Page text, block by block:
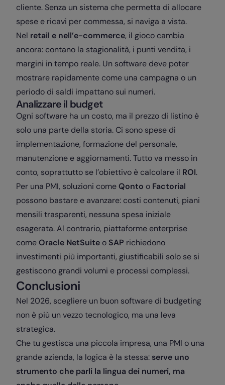
cliente. Senza un sistema che permetta di allocare
spese e ricavi per commessa, si naviga a vista.
Nel retail e nell’e-commerce, il gioco cambia
ancora: contano la stagionalità, i punti vendita, i
margini in tempo reale. Un software deve poter
mostrare rapidamente come una campagna o un
periodo di saldi impattano sui numeri.
Analizzare il budget
Ogni software ha un costo, ma il prezzo di listino è
solo una parte della storia. Ci sono spese di
implementazione, formazione del personale,
manutenzione e aggiornamenti. Tutto va messo in
conto, soprattutto se l’obiettivo è calcolare il ROI.
Per una PMI, soluzioni comeQonto o Factorial
possono bastare e avanzare: costi contenuti, piani
mensili trasparenti, nessuna spesa iniziale
esagerata. Al contrario, piattaforme enterprise
comeOracle NetSuite o SAP richiedono
investimenti più importanti, giustificabili solo se si
gestiscono grandi volumi e processi complessi.
Conclusioni
Nel 2026, scegliere un buon software di budgeting
non è più un vezzo tecnologico, ma una leva
strategica.
Che tu gestisca una piccola impresa, una PMI o una
grande azienda, la logica è la stessa: serve uno
strumento che parli la lingua dei numeri, ma